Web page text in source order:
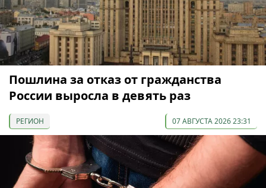
Пошлина за отказ от гражданства
России выросла в девять раз
РЕГИОН 07 АВГУСТА 2026 23:31